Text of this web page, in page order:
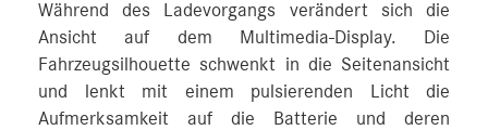
Während des Ladevorgangs verändert sich die
Ansicht auf dem Multimedia-Display. Die
Fahrzeugsilhouette schwenkt in die Seitenansicht
und lenkt mit einem pulsierenden Licht die
Aufmerksamkeit auf die Batterie und deren